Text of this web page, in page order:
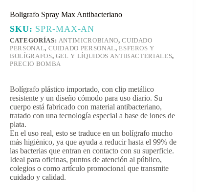
Boligrafo Spray Max Antibacteriano
SKU: SPR-MAX-AN
CATEGORÍAS: ANTIMICROBIANO,CUIDADO
PERSONAL, CUIDADO PERSONAL,ESFEROS Y
BOLÍGRAFOS, GEL Y LÍQUIDOS ANTIBACTERIALES,
PRECIO BOMBA
Bolígrafo plástico importado, con clip metálico
resistente y un diseño cómodo para uso diario. Su
cuerpo está fabricado con material antibacteriano,
tratado con una tecnología especial a base de iones de
plata.
En el uso real, esto se traduce en un bolígrafo mucho
más higiénico, ya que ayuda a reducir hasta el 99% de
las bacterias que entran en contacto con su superficie.
Ideal para oficinas, puntos de atención al público,
colegios o como artículo promocional que transmite
cuidado y calidad.